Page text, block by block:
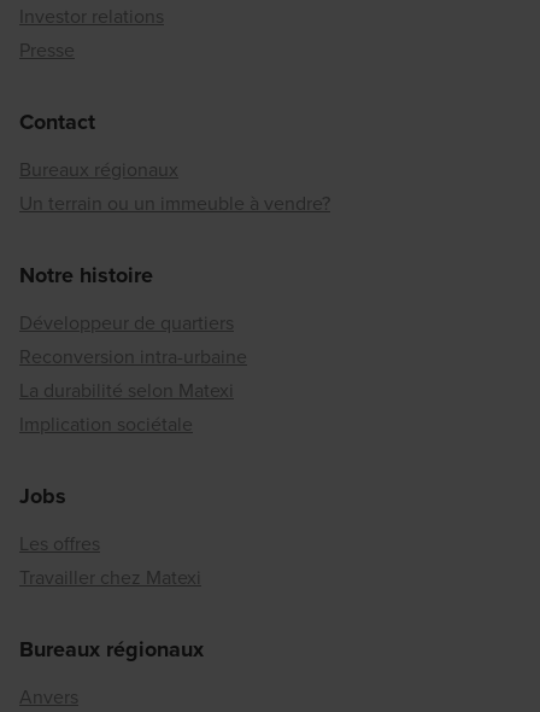
Investor relations
Presse
Contact
Bureaux régionaux
Un terrain ou un immeuble à vendre?
Notre histoire
Développeur de quartiers
Reconversion intra-urbaine
La durabilité selon Matexi
Implication sociétale
Jobs
Les offres
Travailler chez Matexi
Bureaux régionaux
Anvers